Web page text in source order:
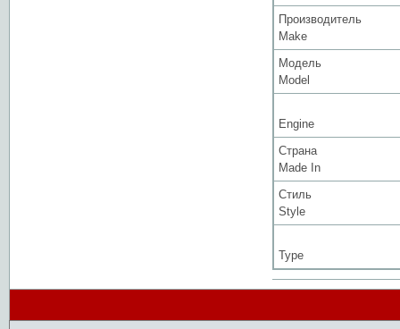
Производитель
Make
Модель
Model
Engine
Страна
Made In
Стиль
Style
Type